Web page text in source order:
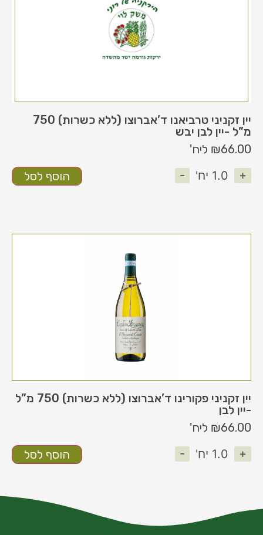
יין זקניני טרביאנו ד’אברוצו (ללא כשרות) 750
מ”ל -יין לבן יבש
₪66.00
ליח'
-
1.0 יח' + הוסף לסל
יין זקניני פקורינו ד’אברוצו (ללא כשרות) 750 מ”ל
-יין לבן
₪66.00
ליח'
-
1.0 יח' + הוסף לסל